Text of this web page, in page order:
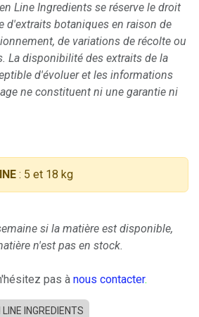
Line Ingredients se réserve le droit
d'extraits botaniques en raison de
de variations de récolte ou
La disponibilité des extraits de la
d'évoluer et les informations
ne constituent ni une garantie ni
: 5 et 18 kg
si la matière est disponible,
n'est pas en stock.
pas à nous contacter.
LINE INGREDIENTS